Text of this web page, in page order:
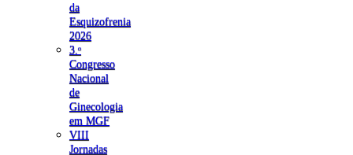
da
Esquizofrenia
2026
3.ᵒ
Congresso
Nacional
de
Ginecologia
em MGF
VIII
Jornadas